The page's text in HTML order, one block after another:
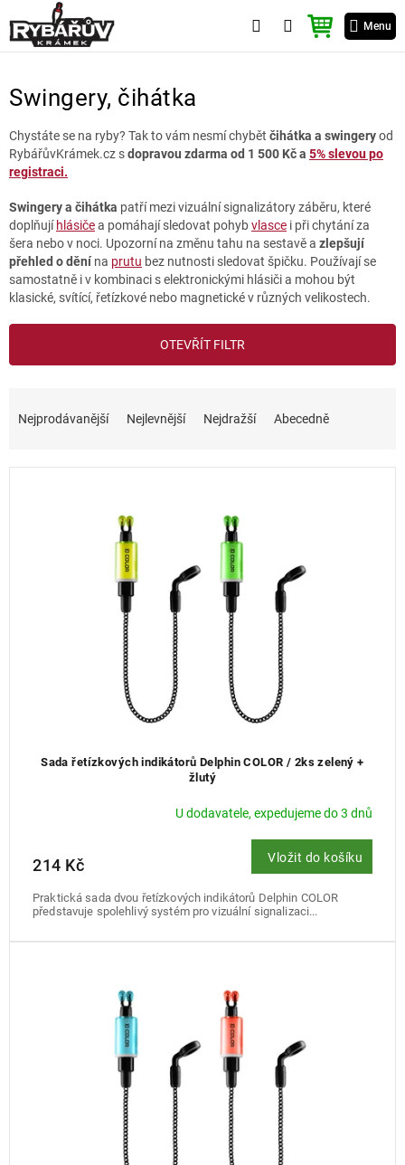
na
obsah
Menu
NÁKUPNÍ
KOŠÍK
Swingery, čihátka
Chystáte se na ryby? Tak to vám nesmí chybět čihátka a swingeryod
RybářůvKrámek.cz sdopravou zdarma od 1 500 Kč a 5% slevou po
registraci.
Swingery a čihátka patří mezi vizuální signalizátory záběru, které
doplňují hlásičea pomáhají sledovat pohybvlasce i při chytání za
šera nebo v noci. Upozorní na změnu tahu na sestavě a zlepšují
přehled o dění na prutu bez nutnosti sledovat špičku. Používají se
samostatně i v kombinaci s elektronickými hlásiči a mohou být
klasické, svítící, řetízkové nebo magnetické v různých velikostech.
Nejprodávanější Nejlevnější Nejdražší Abecedně
OTEVŘÍT FILTR
V
p
o
Sada řetízkových indikátorů Delphin COLOR / 2ks zelený +
žlutý
U dodavatele, expedujeme do 3 dnů
214 Kč Vložit do košíku
Praktická sada dvou řetízkových indikátorů Delphin COLOR
představuje spolehlivý systém pro vizuální signalizaci...